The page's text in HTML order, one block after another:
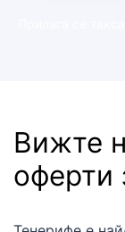
Вижте
оферти